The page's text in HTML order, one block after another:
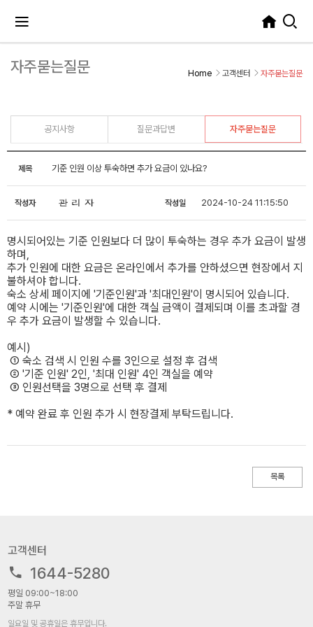
자주묻는질문 Home 고객센터 자주묻는질문
공지사항 질문과답변 자주묻는질문
제목 기준 인원 이상 투숙하면 추가 요금이 있나요?
작성자 작성일 2024-10-24 11:15:50
명시되어있는 기준 인원보다 더 많이 투숙하는 경우 추가 요금이 발생
하며,
추가 인원에 대한 요금은 온라인에서 추가를 안하셨으면 현장에서 지
불하셔야 합니다.
숙소 상세 페이지에 '기준인원'과 '최대인원'이 명시되어 있습니다.
예약 시에는 '기준인원'에 대한 객실 금액이 결제되며 이를 초과할 경
우 추가 요금이 발생할 수 있습니다.
예시)
① 숙소 검색 시 인원 수를 3인으로 설정 후 검색
② '기준 인원' 2인, '최대 인원' 4인 객실을 예약
③ 인원선택을 3명으로 선택 후 결제
* 예약 완료 후 인원 추가 시 현장결제 부탁드립니다.
목록
고객센터
1644-5280
평일 09:00~18:00
주말 휴무
일요일 및 공휴일은 휴무입니다.